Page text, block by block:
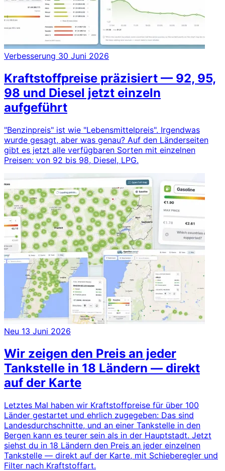
Verbesserung 30 Juni 2026
Kraftstoffpreise präzisiert — 92, 95,
98 und Diesel jetzt einzeln
aufgeführt
"Benzinpreis" ist wie "Lebensmittelpreis". Irgendwas
wurde gesagt, aber was genau? Auf den Länderseiten
gibt es jetzt alle verfügbaren Sorten mit einzelnen
Preisen: von 92 bis 98, Diesel, LPG.
Neu 13 Juni 2026
Wir zeigen den Preis an jeder
Tankstelle in 18 Ländern — direkt
auf der Karte
Letztes Mal haben wir Kraftstoffpreise für über 100
Länder gestartet und ehrlich zugegeben: Das sind
Landesdurchschnitte, und an einer Tankstelle in den
Bergen kann es teurer sein als in der Hauptstadt. Jetzt
siehst du in 18 Ländern den Preis an jeder einzelnen
Tankstelle — direkt auf der Karte, mit Schieberegler und
Filter nach Kraftstoffart.